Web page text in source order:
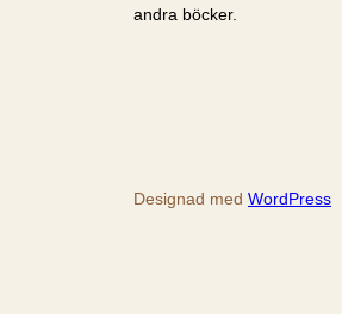
andra böcker.
Designad med WordPress